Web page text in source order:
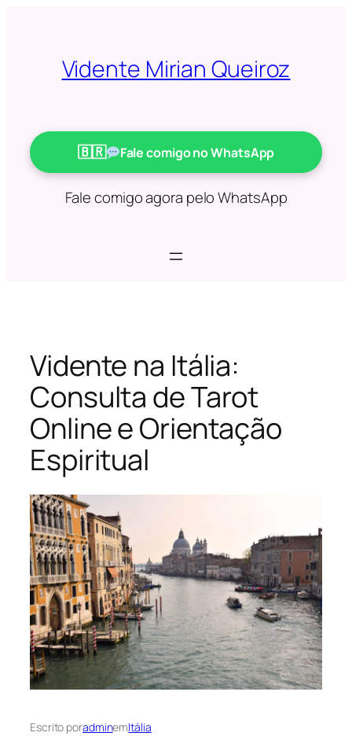
conteúdoVidente Mirian Queiroz
Fale comigo no WhatsApp
Fale comigo agora pelo WhatsApp
Vidente na Itália:
Consulta de Tarot
Online e Orientação
Espiritual
Escrito poradminemItália